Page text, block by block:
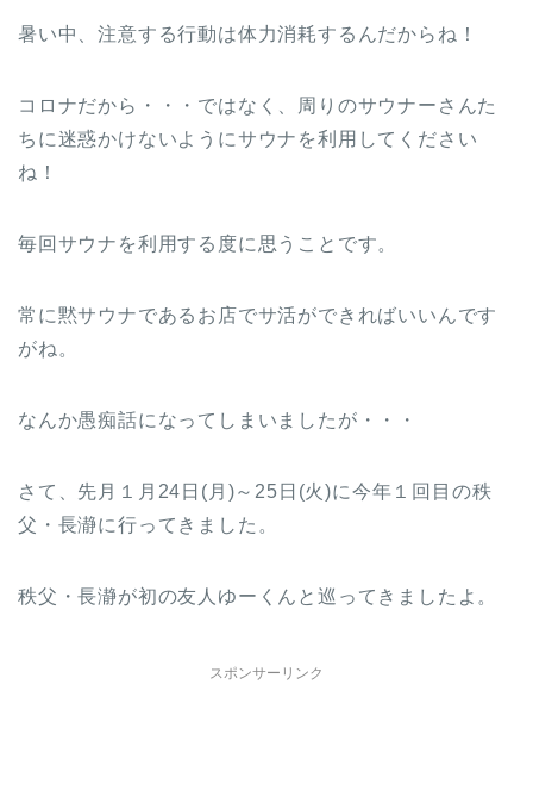
暑い中、注意する行動は体力消耗するんだからね！
コロナだから・・・ではなく、周りのサウナーさんた
ちに迷惑かけないようにサウナを利用してください
ね！
毎回サウナを利用する度に思うことです。
常に黙サウナであるお店でサ活ができればいいんです
がね。
なんか愚痴話になってしまいましたが・・・
さて、先月１月24日(月)～25日(火)に今年１回目の秩
父・長瀞に行ってきました。
秩父・長瀞が初の友人ゆーくんと巡ってきましたよ。
スポンサーリンク